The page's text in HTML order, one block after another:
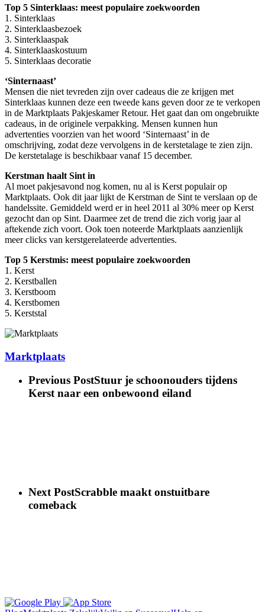
Top 5 Sinterklaas: meest populaire zoekwoorden
1. Sinterklaas
2. Sinterklaasbezoek
3. Sinterklaaspak
4. Sinterklaaskostuum
5. Sinterklaas decoratie
‘Sinternaast’
Mensen die niet tevreden zijn over cadeaus die ze krijgen met
Sinterklaas kunnen deze een tweede kans geven door ze te verkopen
in de Marktplaats Pakjeskamer Retour. Het gaat dan om ongebruikte
cadeaus, in de originele verpakking. Mensen kunnen hun
advertenties voorzien van het woord ‘Sinternaast’ in de
omschrijving, zodat deze vervolgens in de kerstetalage te zien zijn.
De kerstetalage is beschikbaar vanaf 15 december.
Kerstman haalt Sint in
Al moet pakjesavond nog komen, nu al is Kerst populair op
Marktplaats. Ook dit jaar lijkt de Kerstman de Sint te verslaan op de
handelssite. Gemiddeld werd er in heel 2011 al 30% meer op Kerst
gezocht dan op Sint. Daarmee zet de trend die zich vorig jaar al
aftekende zich voort. Ook toen noteerde Marktplaats aanzienlijk
meer clicks van kerstgerelateerde advertenties.
Top 5 Kerstmis: meest populaire zoekwoorden
1. Kerst
2. Kerstballen
3. Kerstboom
4. Kerstbomen
5. Kerststal
Marktplaats
Previous PostStuur je schoonouders tijdens
Kerst naar een onbewoond eiland
Next PostScrabble maakt onstuitbare
comeback